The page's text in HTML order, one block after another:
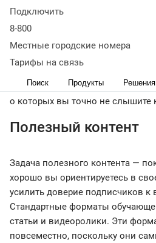
Подключить
8-800
Местные городские номера
Тарифы на связь
Поиск Продукты Решения
продвижения своих продуктов,
использовали разные
видеоролики, презентации,
читателей. Поэтому мы не будем
подборке мы собрали
о которых вы точно не слышите
Полезный контент
Задача полезного контента —
хорошо вы ориентируетесь в
усилить доверие подписчиков к
Стандартные форматы
статьи и видеоролики. Эти
повсеместно, поскольку они